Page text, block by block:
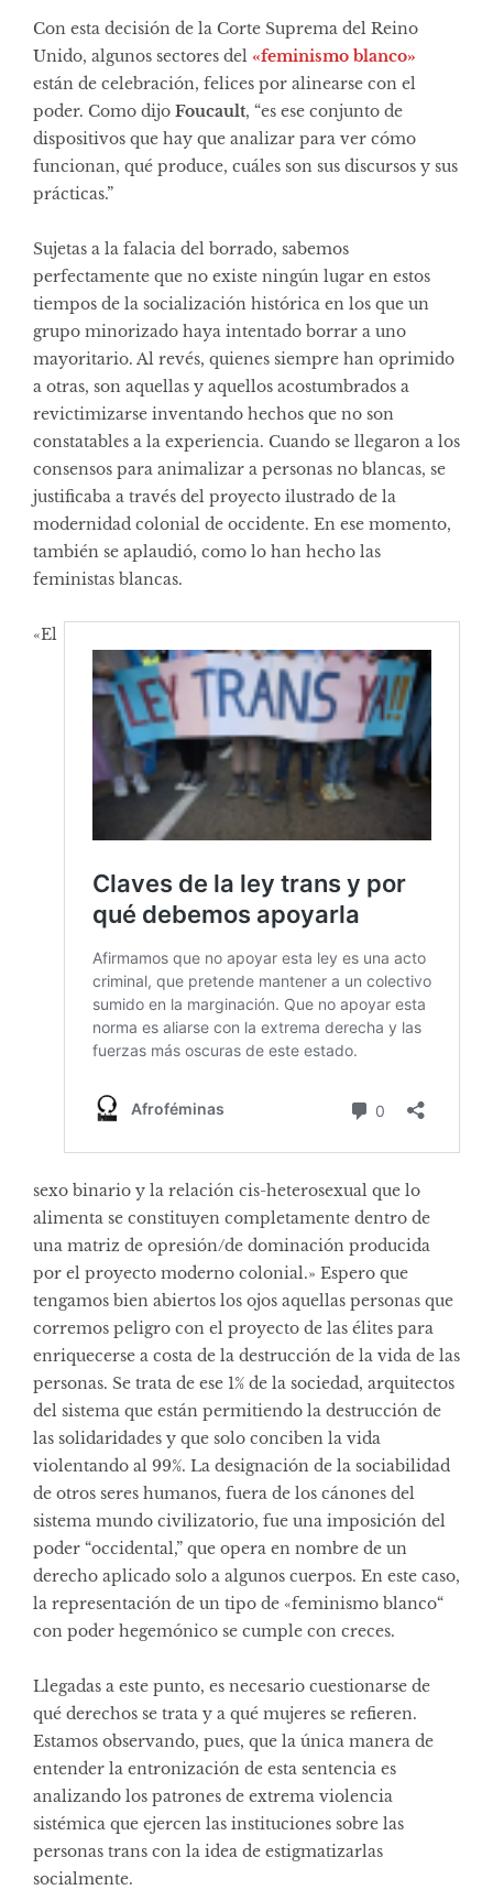
Con esta decisión de la Corte Suprema del Reino
Unido, algunos sectores del «feminismo blanco»
están de celebración, felices por alinearse con el
poder. Como dijo Foucault, “es ese conjunto de
dispositivos que hay que analizar para ver cómo
funcionan, qué produce, cuáles son sus discursos y sus
prácticas.”
Sujetas a la falacia del borrado, sabemos
perfectamente que no existe ningún lugar en estos
tiempos de la socialización histórica en los que un
grupo minorizado haya intentado borrar a uno
mayoritario. Al revés, quienes siempre han oprimido
a otras, son aquellas y aquellos acostumbrados a
revictimizarse inventando hechos que no son
constatables a la experiencia. Cuando se llegaron a los
consensos para animalizar a personas no blancas, se
justificaba a través del proyecto ilustrado de la
modernidad colonial de occidente. En ese momento,
también se aplaudió, como lo han hecho las
feministas blancas.
«El
sexo binario y la relación cis-heterosexual que lo
alimenta se constituyen completamente dentro de
una matriz de opresión/de dominación producida
por el proyecto moderno colonial.» Espero que
tengamos bien abiertos los ojos aquellas personas que
corremos peligro con el proyecto de las élites para
enriquecerse a costa de la destrucción de la vida de las
personas. Se trata de ese 1% de la sociedad, arquitectos
del sistema que están permitiendo la destrucción de
las solidaridades y que solo conciben la vida
violentando al 99%. La designación de la sociabilidad
de otros seres humanos, fuera de los cánones del
sistema mundo civilizatorio, fue una imposición del
poder “occidental,” que opera en nombre de un
derecho aplicado solo a algunos cuerpos. En este caso,
la representación de un tipo de «feminismo blanco“
con poder hegemónico se cumple con creces.
Llegadas a este punto, es necesario cuestionarse de
qué derechos se trata y a qué mujeres se refieren.
Estamos observando, pues, que la única manera de
entender la entronización de esta sentencia es
analizando los patrones de extrema violencia
sistémica que ejercen las instituciones sobre las
personas trans con la idea de estigmatizarlas
socialmente.